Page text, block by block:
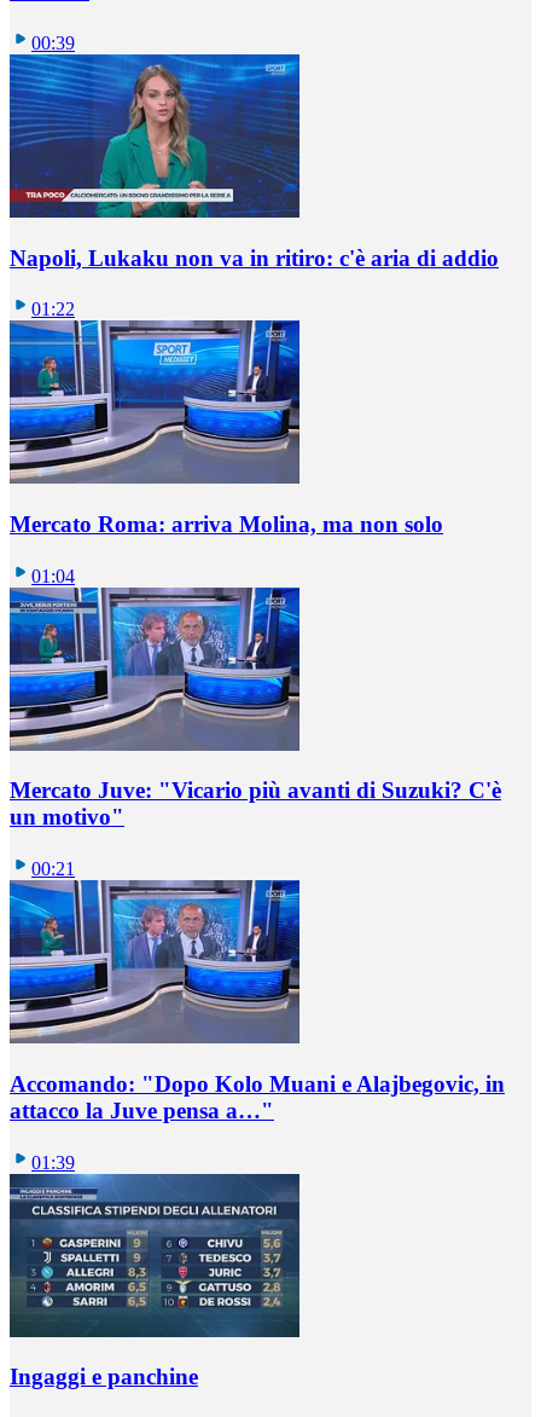
00:39
Napoli, Lukaku non va in ritiro: c'è aria di addio
01:22
Mercato Roma: arriva Molina, ma non solo
01:04
Mercato Juve: "Vicario più avanti di Suzuki? C'è
un motivo"
00:21
Accomando: "Dopo Kolo Muani e Alajbegovic, in
attacco la Juve pensa a…"
01:39
Ingaggi e panchine